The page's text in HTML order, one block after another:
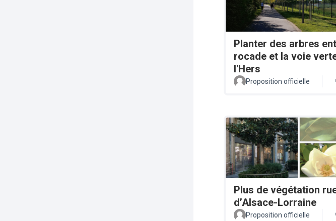
Planter des arbres
rocade et la voie
l'Hers
Proposition officielle
Plus de végétation
d’Alsace-Lorraine
Proposition officielle